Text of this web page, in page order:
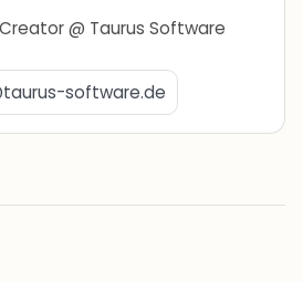
@ Taurus Software
software.de